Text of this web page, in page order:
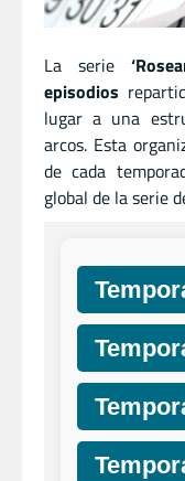
La serie
episodios
lugar a una
arcos. Esta
de cada
global de la serie